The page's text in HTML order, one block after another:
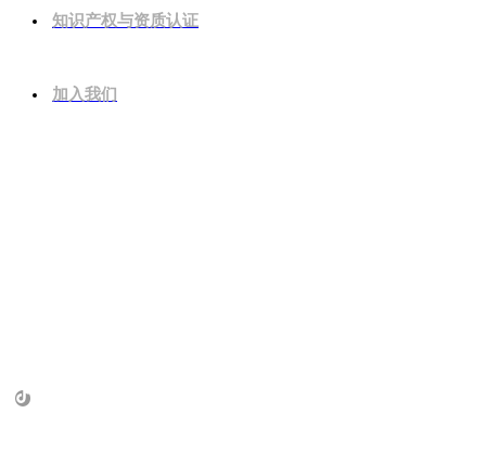
知识产权与资质认证
加入我们